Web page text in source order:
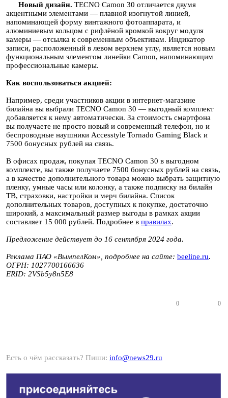
Новый дизайн. TECNO Camon 30 отличается двумя
акцентными элементами — плавной изогнутой линией,
напоминающей форму винтажного фотоаппарата, и
алюминиевым кольцом с рифлёной кромкой вокруг модуля
камеры — отсылка к современным объективам. Индикатор
записи, расположенный в левом верхнем углу, является новым
функциональным элементом линейки Camon, напоминающим
профессиональные камеры.
Как воспользоваться акцией:
Например, среди участников акции в интернет-магазине
билайна вы выбрали TECNO Camon 30 — выгодный комплект
добавляется к нему автоматически. За стоимость смартфона
вы получаете не просто новый и современный телефон, но и
беспроводные наушники Accesstyle Tornado Gaming Black и
7500 бонусных рублей на связь.
В офисах продаж, покупая TECNO Camon 30 в выгодном
комплекте, вы также получаете 7500 бонусных рублей на связь,
а в качестве дополнительного товара можно выбрать защитную
пленку, умные часы или колонку, а также подписку на билайн
ТВ, страховки, настройки и мерч билайна. Список
дополнительных товаров, доступных к покупке, достаточно
широкий, а максимальный размер выгоды в рамках акции
составляет 15 000 рублей. Подробнее в правилах.
Предложение действует до 16 сентября 2024 года.
Реклама ПАО «ВымпелКом», подробнее на сайте: beeline.ru.
ОГРН: 1027700166636
ERID: 2VSb5y8n5E8
0 0
Есть о чём рассказать? Пиши: info@news29.ru